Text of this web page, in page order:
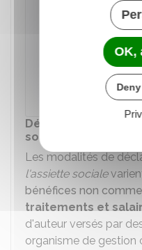
renseigner dans
déclaration, vos
accessoires) ainsi
associée, à partir
L'Urssaf vous
vos différents
Détermination de
sociales
Les modalités de
l'assiette sociale
bénéfices non
traitements et
d'auteur versés par
organisme de
OK,